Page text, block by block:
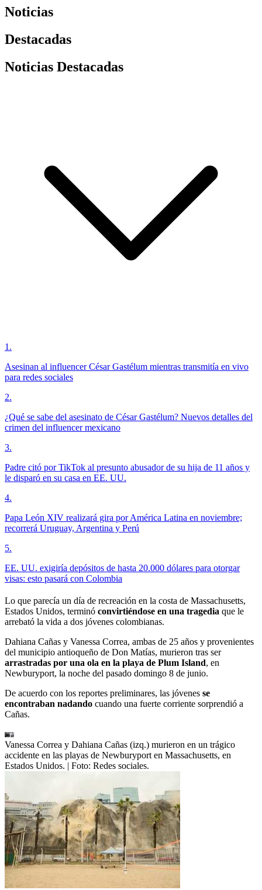
Noticias
Destacadas
Noticias Destacadas
1 .
Asesinan al influencer César Gastélum mientras transmitía en vivo
para redes sociales
2.
¿Qué se sabe del asesinato de César Gastélum? Nuevos detalles del
crimen del influencer mexicano
3.
Padre citó por TikTok al presunto abusador de su hija de 11 años y
le disparó en su casa en EE. UU.
4.
Papa León XIV realizará gira por América Latina en noviembre;
recorrerá Uruguay, Argentina y Perú
5.
EE. UU. exigiría depósitos de hasta 20.000 dólares para otorgar
visas: esto pasará con Colombia
Lo que parecía un día de recreación en la costa de Massachusetts,
Estados Unidos, terminó convirtiéndose en una tragedia que le
arrebató la vida a dos jóvenes colombianas.
Dahiana Cañas y Vanessa Correa, ambas de 25 años y provenientes
del municipio antioqueño de Don Matías, murieron tras ser
arrastradas por una ola en la playa de Plum Island, en
Newburyport, la noche del pasado domingo 8 de junio.
De acuerdo con los reportes preliminares, las jóvenes se
encontraban nadando cuando una fuerte corriente sorprendió a
Cañas.
Vanessa Correa y Dahiana Cañas (izq.) murieron en un trágico
accidente en las playas de Newburyport en Massachusetts, en
Estados Unidos. | Foto: Redes sociales.